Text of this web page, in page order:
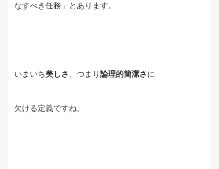
なすべき任務」とあります。
いまいち美しさ 、つまり 論理的簡潔さに
欠ける定義ですね。